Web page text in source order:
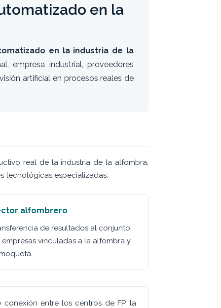
en la
en la industria de la
empresa industrial, proveedores
artificial en procesos reales de
real de la industria de la alfombra,
tecnológicas especializadas.
alfombrero
de resultados al conjunto
empresas vinculadas a la alfombra y
entre los centros de FP, la